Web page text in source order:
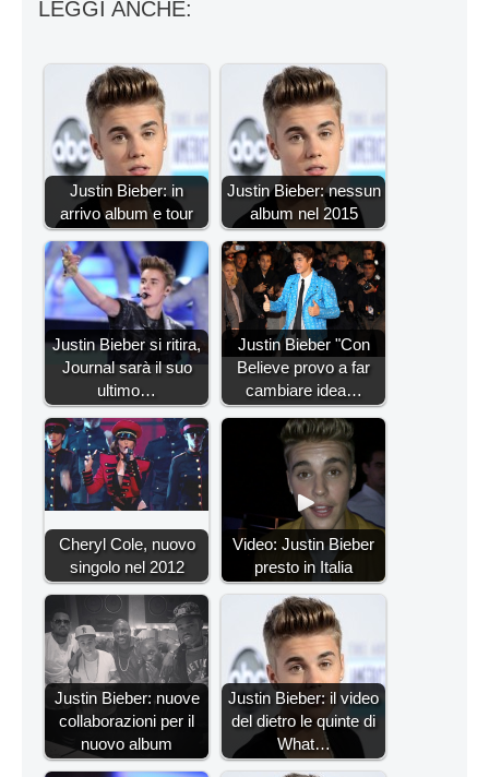
LEGGI ANCHE:
Justin Bieber: in
arrivo album e tour
Justin Bieber: nessun
album nel 2015
Justin Bieber si ritira,
Journal sarà il suo
ultimo…
Justin Bieber "Con
Believe provo a far
cambiare idea…
Cheryl Cole, nuovo
singolo nel 2012
Video: Justin Bieber
presto in Italia
Justin Bieber: nuove
collaborazioni per il
nuovo album
Justin Bieber: il video
del dietro le quinte di
What…